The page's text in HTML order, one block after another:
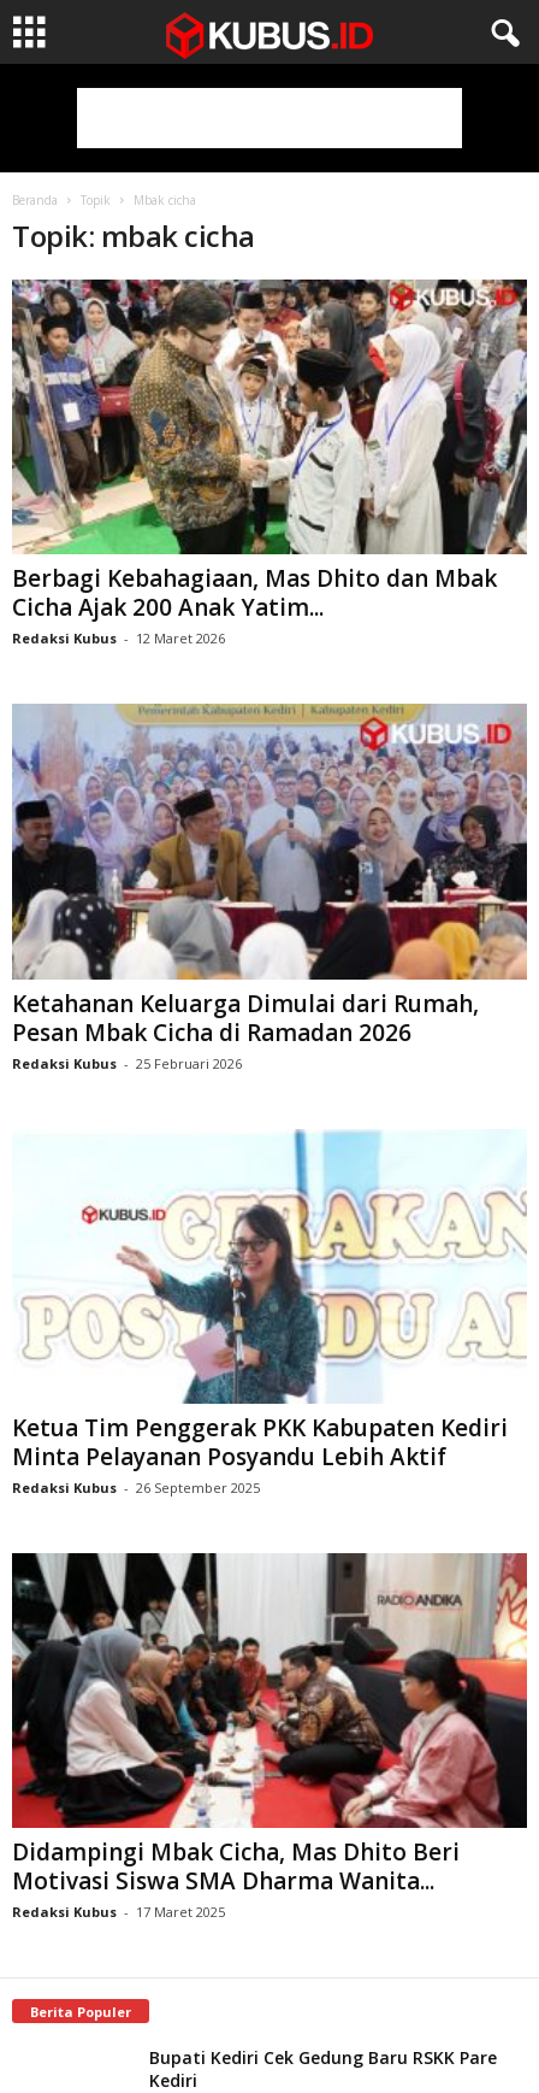
Beranda Topik Mbak cicha
Topik: mbak cicha
Berbagi Kebahagiaan, Mas Dhito dan Mbak
Cicha Ajak 200 Anak Yatim...
Redaksi Kubus - 12 Maret 2026
Ketahanan Keluarga Dimulai dari Rumah,
Pesan Mbak Cicha di Ramadan 2026
Redaksi Kubus - 25 Februari 2026
Ketua Tim Penggerak PKK Kabupaten Kediri
Minta Pelayanan Posyandu Lebih Aktif
Redaksi Kubus - 26 September 2025
Didampingi Mbak Cicha, Mas Dhito Beri
Motivasi Siswa SMA Dharma Wanita...
Redaksi Kubus - 17 Maret 2025
Berita Populer
Bupati Kediri Cek Gedung Baru RSKK Pare
Kediri